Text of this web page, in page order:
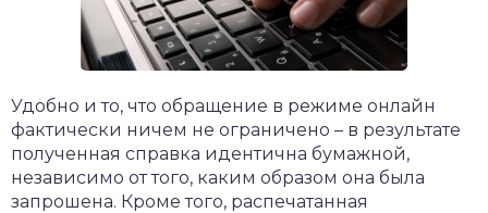
Удобно и то, что обращение в режиме онлайн
фактически ничем не ограничено – в результате
полученная справка идентична бумажной,
независимо от того, каким образом она была
запрошена. Кроме того, распечатанная